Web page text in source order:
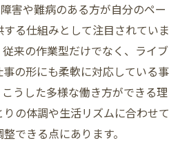
害や難病のある方が自分のペー
る仕組みとして注目されていま
来の作業型だけでなく、ライブ
の形にも柔軟に対応している事
うした多様な働き方ができる理
の体調や生活リズムに合わせて
できる点にあります。